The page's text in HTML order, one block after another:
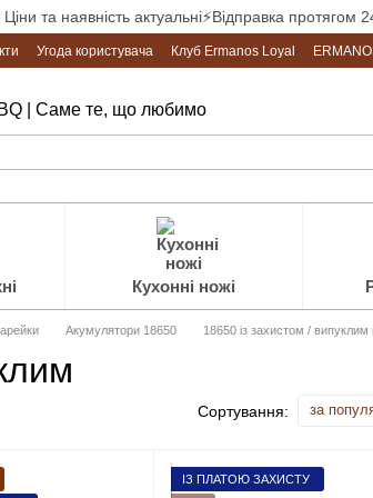
та наявність актуальні⚡Відправка протягом
Угода користувача Клуб Ermanos Loyal
| Саме те, що любимо
Кухонні ножі
Акумулятори 18650 18650 із захистом / випуклим
Сортування: за
ІЗ ПЛАТОЮ ЗАХИСТУ